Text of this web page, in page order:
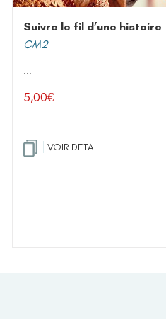
Suivre le fil d’une histoire
CM2
...
5,00€
VOIR DETAIL